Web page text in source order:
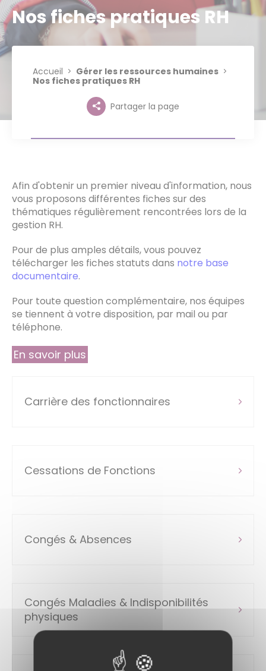
Nos fiches pratiques RH
Accueil
Gérer les ressources humaines
Nos fiches pratiques RH
Partager la page
Afin d'obtenir un premier niveau d'information, nous
vous proposons différentes fiches sur des
thématiques régulièrement rencontrées lors de la
gestion RH.
Pour de plus amples détails, vous pouvez
télécharger les fiches statuts dans notre base
documentaire.
Pour toute question complémentaire, nos équipes
se tiennent à votre disposition, par mail ou par
téléphone.
En savoir plus
Carrière des fonctionnaires
Cessations de Fonctions
Congés & Absences
Congés Maladies & Indisponibilités
physiques